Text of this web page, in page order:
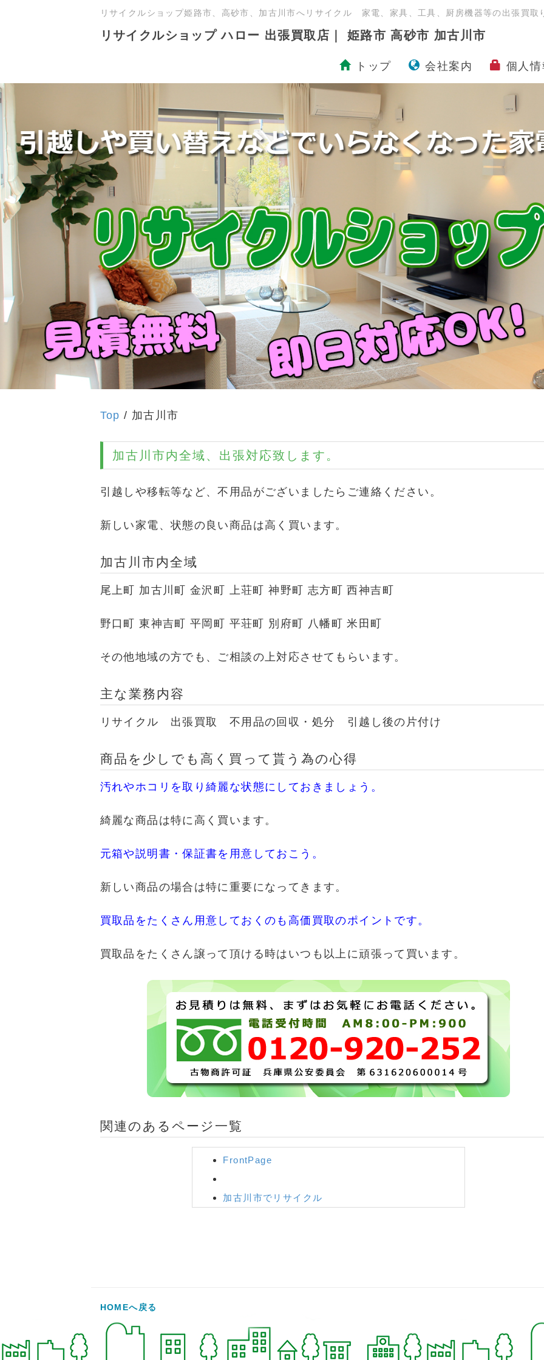
リサイクルショップ姫路市、高砂市、加古川市へリサイクル 家電、家具、工具、厨房機器等の出張買
リサイクルショップ ハロー 出張買取店｜ 姫路市 高砂市 加古川市
トップ 会社案内 個人
Top / 加古川市
加古川市内全域、出張対応致します。
引越しや移転等など、不用品がございましたらご連絡ください。
新しい家電、状態の良い商品は高く買います。
加古川市内全域
尾上町 加古川町 金沢町 上荘町 神野町 志方町 西神吉町
野口町 東神吉町 平岡町 平荘町 別府町 八幡町 米田町
その他地域の方でも、ご相談の上対応させてもらいます。
主な業務内容
リサイクル 出張買取 不用品の回収・処分 引越し後の片付け
商品を少しでも高く買って貰う為の心得
汚れやホコリを取り綺麗な状態にしておきましょう。
綺麗な商品は特に高く買います。
元箱や説明書・保証書を用意しておこう。
新しい商品の場合は特に重要になってきます。
買取品をたくさん用意しておくのも高価買取のポイントです。
買取品をたくさん譲って頂ける時はいつも以上に頑張って買います。
関連のあるページ一覧
FrontPage
加古川市でリサイクル
電動工具の買取
マッサージチェアの買取
HOMEへ戻る